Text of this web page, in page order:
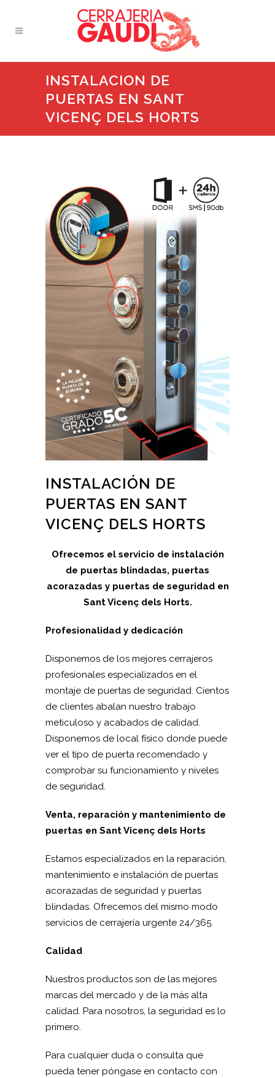
INSTALACION DE
PUERTAS EN SANT
VICENÇ DELS HORTS
INSTALACIÓN DE
PUERTAS EN SANT
VICENÇ DELS HORTS
Ofrecemos el servicio de instalación
de puertas blindadas, puertas
acorazadas y puertas de seguridad en
Sant Vicenç dels Horts.
Profesionalidad y dedicación
Disponemos de los mejores cerrajeros
profesionales especializados en el
montaje de puertas de seguridad. Cientos
de clientes abalan nuestro trabajo
meticuloso y acabados de calidad.
Disponemos de local físico donde puede
ver el tipo de puerta recomendado y
comprobar su funcionamiento y niveles
de seguridad.
Venta, reparación y mantenimiento de
puertas en Sant Vicenç dels Horts
Estamos especializados en la reparación,
mantenimiento e instalación de puertas
acorazadas de seguridad y puertas
blindadas. Ofrecemos del mismo modo
servicios de cerrajería urgente 24/365.
Calidad
Nuestros productos son de las mejores
marcas del mercado y de la más alta
calidad. Para nosotros, la seguridad es lo
primero.
Para cualquier duda o consulta que
pueda tener póngase en contacto con